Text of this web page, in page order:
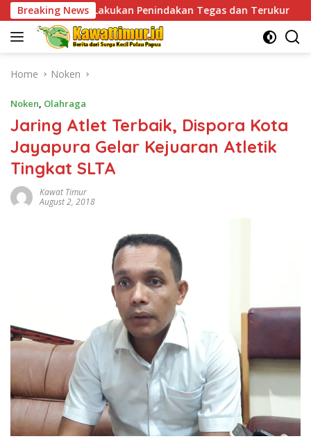
Skip
to
content
Breaking News
Penindakan Tegas dan Terukur Tingkatkan
Home Noken
Noken, Olahraga
Jaring Atlet Terbaik, Dispora Kota
Jayapura Gelar Kejuaran Atletik
Tingkat SLTA
Kawat Timur
August 2, 2018